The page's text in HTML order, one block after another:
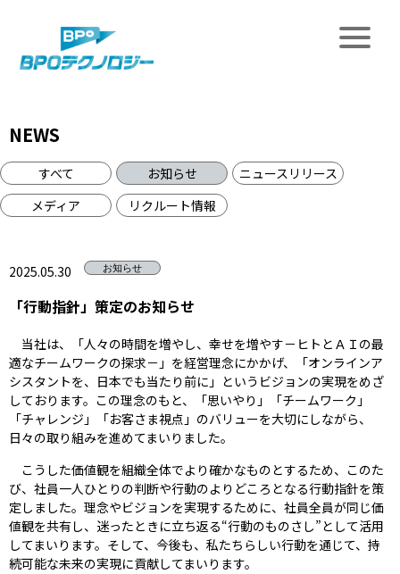
NEWS
すべて お知らせ
ニュースリリース
メディア
リクルート情報
2025.05.30 お知らせ
「行動指針」策定のお知らせ
当社は、「人々の時間を増やし、幸せを増やす－ヒトとＡＩの最
適なチームワークの探求－」を経営理念にかかげ、「オンラインア
シスタントを、日本でも当たり前に」というビジョンの実現をめざ
しております。この理念のもと、「思いやり」「チームワーク」
「チャレンジ」「お客さま視点」のバリューを大切にしながら、
日々の取り組みを進めてまいりました。
こうした価値観を組織全体でより確かなものとするため、このた
び、社員一人ひとりの判断や行動のよりどころとなる行動指針を策
定しました。理念やビジョンを実現するために、社員全員が同じ価
値観を共有し、迷ったときに立ち返る“行動のものさし”として活用
してまいります。そして、今後も、私たちらしい行動を通じて、持
続可能な未来の実現に貢献してまいります。